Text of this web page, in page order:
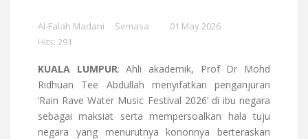
Al-Falah Madani Semasa
01 May 2026
Hits: 291
KUALA LUMPUR: Ahli akademik, Prof Dr Mohd
Ridhuan Tee Abdullah menyifatkan penganjuran
‘Rain Rave Water Music Festival 2026’ di ibu negara
sebagai maksiat serta mempersoalkan hala tuju
negara yang menurutnya kononnya berteraskan